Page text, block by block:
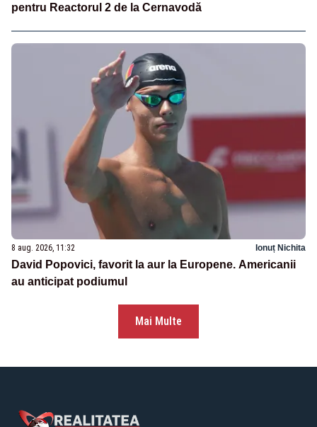
pentru Reactorul 2 de la Cernavodă
8 aug. 2026, 11:32 Ionuț Nichita
David Popovici, favorit la aur la Europene. Americanii
au anticipat podiumul
Mai Multe